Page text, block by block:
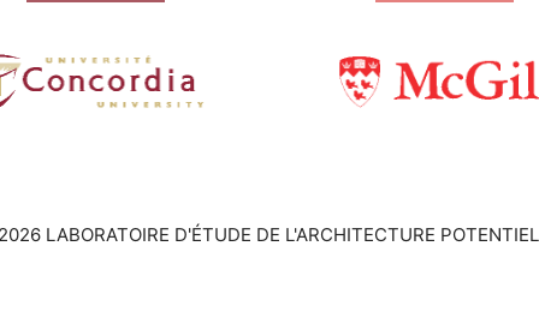
LABORATOIRE D'ÉTUDE DE L'ARCHITECTURE